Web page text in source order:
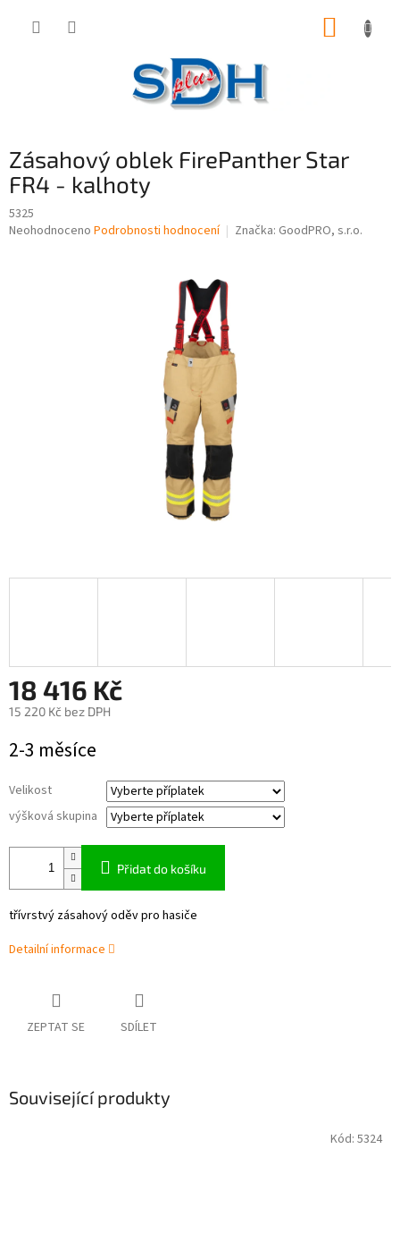
Zásahový oblek FirePanther Star
FR4 - kalhoty
5325
Průměrné
Neohodnoceno Podrobnosti hodnocení Značka: GoodPRO, s.r.o.
18 416 Kč
15 220 Kč bez DPH
cena:
2-3 měsíce
Velikost
výšková skupina
Přidat do košíku
třívrstvý zásahový oděv pro hasiče
Detailní informace
ZEPTAT SE SDÍLET
Související produkty
Kód: 5324